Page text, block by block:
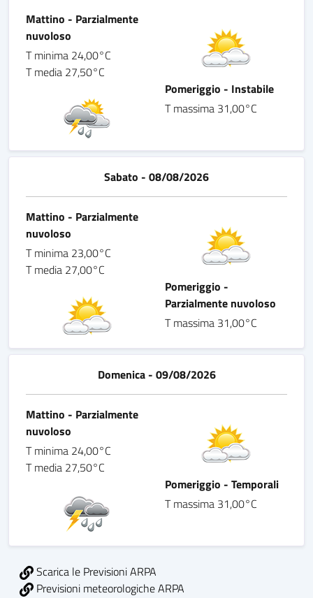
Mattino - Parzialmente
nuvoloso
T minima 24,00°C
T media 27,50°C
Pomeriggio - Instabile
T massima 31,00°C
Sabato - 08/08/2026
Mattino - Parzialmente
nuvoloso
T minima 23,00°C
T media 27,00°C
Pomeriggio -
Parzialmente nuvoloso
T massima 31,00°C
Domenica - 09/08/2026
Mattino - Parzialmente
nuvoloso
T minima 24,00°C
T media 27,50°C
Pomeriggio - Temporali
T massima 31,00°C
Scarica le Previsioni ARPA
Previsioni meteorologiche ARPA